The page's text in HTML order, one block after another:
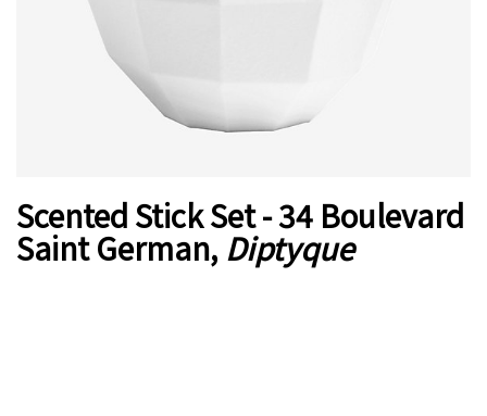
Scented Stick Set - 34 Boulevard
Saint German, Diptyque